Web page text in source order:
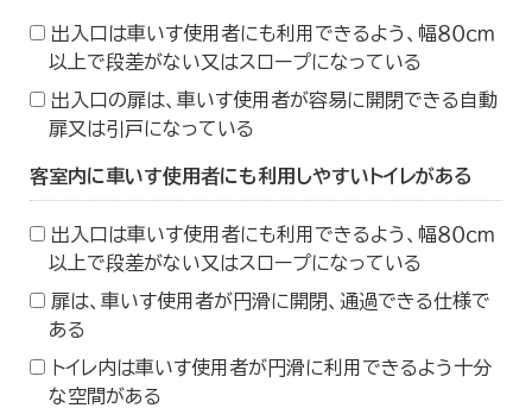
出入口は車いす使用者にも利用できるよう、幅８０ｃｍ
以上で段差がない又はスロープになっている
出入口の扉は、車いす使用者が容易に開閉できる自動
扉又は引戸になっている
客室内に車いす使用者にも利用しやすいトイレがある
出入口は車いす使用者にも利用できるよう、幅８０ｃｍ
以上で段差がない又はスロープになっている
扉は、車いす使用者が円滑に開閉、通過できる仕様で
ある
トイレ内は車いす使用者が円滑に利用できるよう十分
な空間がある